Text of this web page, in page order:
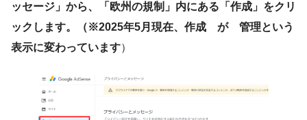
ッセージ」から、「欧州の規制」内にある「作成」をクリ
ックします。（※2025年5月現在、作成 が 管理という
表示に変わっています）